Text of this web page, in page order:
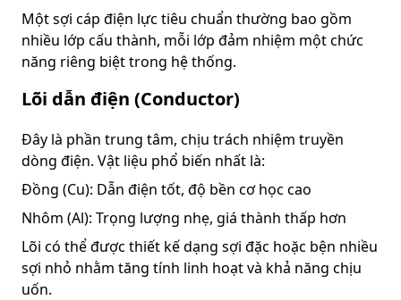
Một sợi cáp điện lực tiêu chuẩn thường bao gồm
nhiều lớp cấu thành, mỗi lớp đảm nhiệm một chức
năng riêng biệt trong hệ thống.
Lõi dẫn điện (Conductor)
Đây là phần trung tâm, chịu trách nhiệm truyền
dòng điện. Vật liệu phổ biến nhất là:
Đồng (Cu): Dẫn điện tốt, độ bền cơ học cao
Nhôm (Al): Trọng lượng nhẹ, giá thành thấp hơn
Lõi có thể được thiết kế dạng sợi đặc hoặc bện nhiều
sợi nhỏ nhằm tăng tính linh hoạt và khả năng chịu
uốn.